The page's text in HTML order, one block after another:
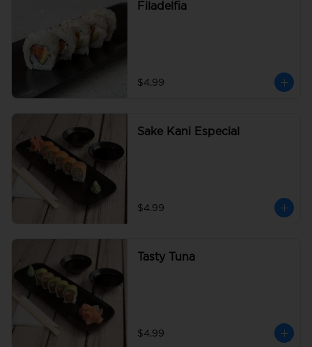
Filadelfia
$4.99
Sake Kani Especial
$4.99
Tasty Tuna
$4.99